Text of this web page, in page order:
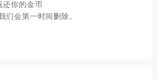
你的金币
会第一时间删除。